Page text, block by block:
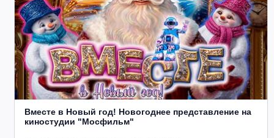
Вместе в Новый год! Новогоднее представление на
киностудии "Мосфильм"